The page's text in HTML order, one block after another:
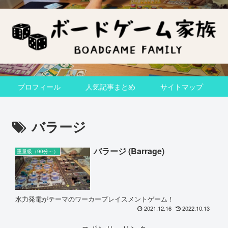
プロフィール 人気記事まとめ サイトマップ
バラージ
重量級（90分～） バラージ (Barrage)
水力発電がテーマのワーカープレイスメントゲーム！
2021.12.16 2022.10.13